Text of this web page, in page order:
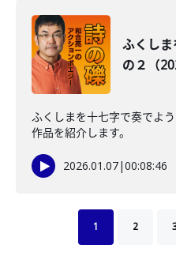
ふくし
の２（
ふくしまを十七字で奏でよ
作品を紹介します。
2026.01.07|00:08:46
1 2